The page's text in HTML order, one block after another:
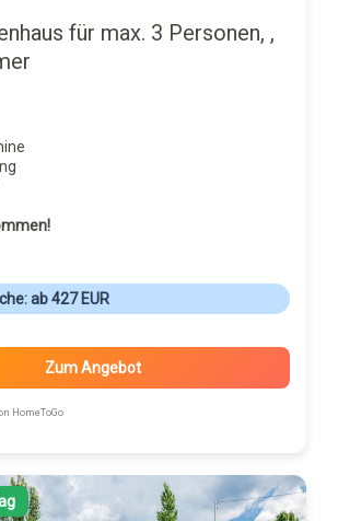
für max. 3 Personen, ,
ab 427 EUR
Zum Angebot
HomeToGo